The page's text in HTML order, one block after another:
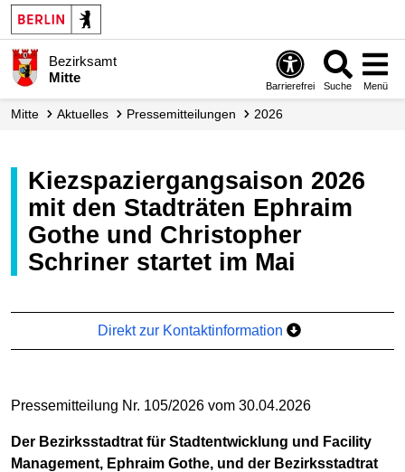
Bezirksamt
Mitte
Barrierefrei Suche Menü
Mitte Aktuelles Presse­mitteilungen 2026
Kiezspaziergangsaison 2026
mit den Stadträten Ephraim
Gothe und Christopher
Schriner startet im Mai
Direkt zur Kontaktinformation
Pressemitteilung Nr. 105/2026 vom 30.04.2026
Der Bezirksstadtrat für Stadtentwicklung und Facility
Management, Ephraim Gothe, und der Bezirksstadtrat